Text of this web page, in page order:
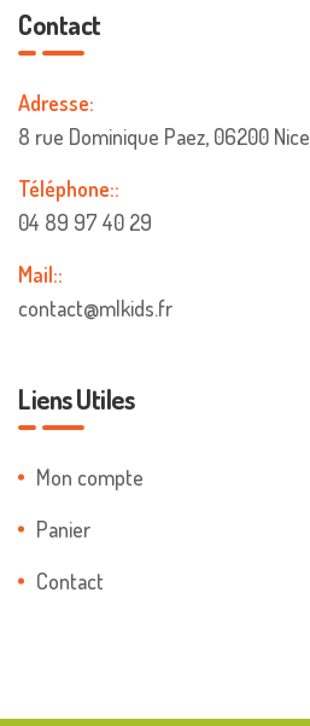
Contact
Adresse:
8 rue Dominique Paez, 06200 Nice
Téléphone::
04 89 97 40 29
Mail::
contact@mlkids.fr
Liens Utiles
Mon compte
Panier
Contact